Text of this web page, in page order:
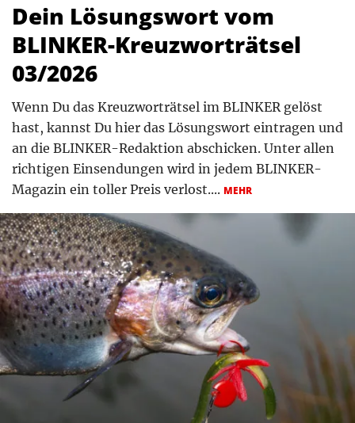
Dein Lösungswort vom
BLINKER-Kreuzworträtsel
03/2026
Wenn Du das Kreuzworträtsel im BLINKER gelöst
hast, kannst Du hier das Lösungswort eintragen und
an die BLINKER-Redaktion abschicken. Unter allen
richtigen Einsendungen wird in jedem BLINKER-
Magazin ein toller Preis verlost.... MEHR